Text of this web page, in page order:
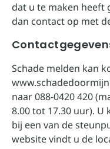
dat u te maken heeft
dan contact op met
Schade melden kan
naar 088-0420 420
8.00 tot 17.30 uur).
bij een van de
website vindt u de